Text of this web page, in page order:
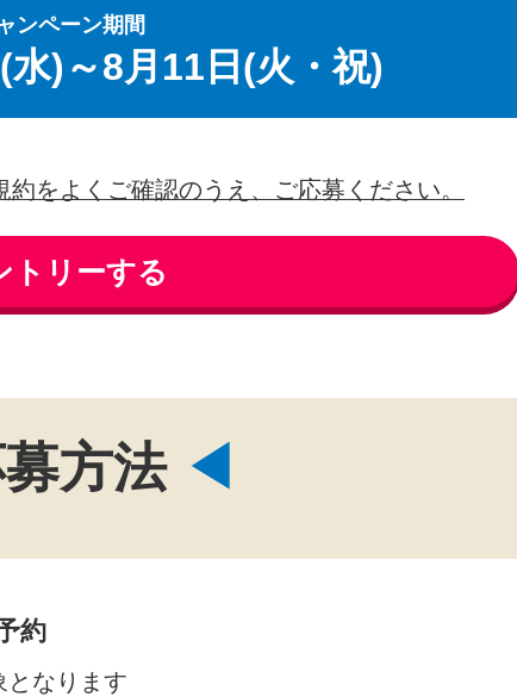
ンペーン期間
)～8月11日(火・祝)
をよくご確認のうえ、ご応募ください。
トリーする
方法
約
なります